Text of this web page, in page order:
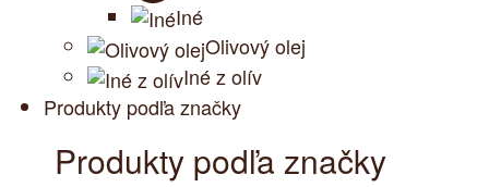
Iné
Olivový olej
Iné z olív
Produkty podľa značky
Produkty podľa značky